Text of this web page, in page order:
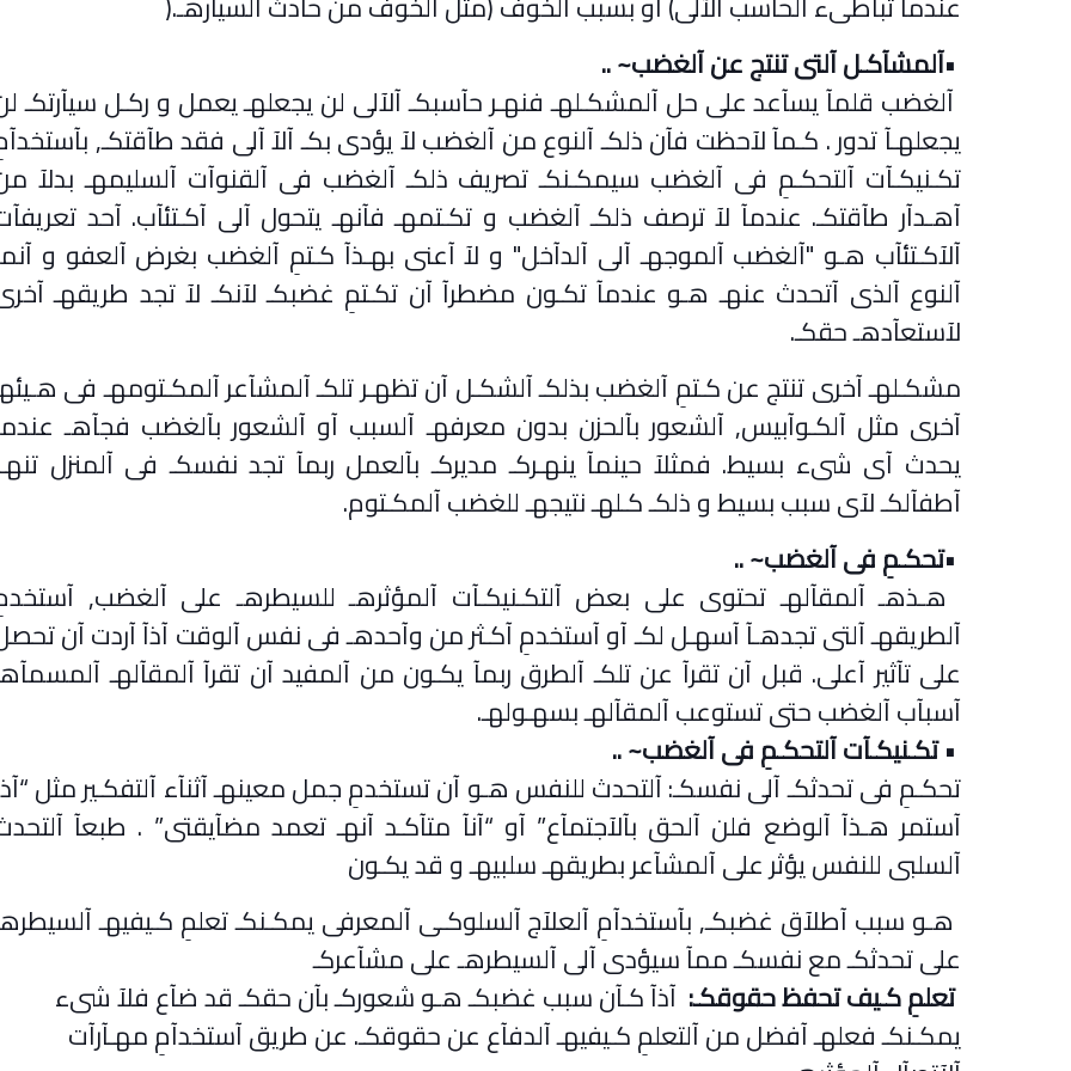
•آلمشآكـل آلتى تنتج عن آلغضب.. ~
آلغضب قلمآ يسآعد على حل آلمشكـلهـ فنهـر حآسبكـ آلآلى لن يجعلهـ يعمل و ركـل سيآرتكـ
يجعلهـآ تدور . كـمآ لآحظت فآن ذلكـ آلنوع من آلغضب لآ يؤدى بكـ آلآ آلى فقد طآقتكـ,
تكـنيكـآت آلتحكـمِ فى آلغضب سيمكـنكـ تصريف ذلكـ آلغضب فى آلقنوآت آلسليمهـ بدلآ
آهـدآر طآقتكـ. عندمآ لآ ترصف ذلكـ آلغضب و تكـتمهـ فآنهـ يتحول آلى آكـتئآب. آحد
آلآكـتئآب هـو "آلغضب آلموجهـ آلى آلدآخل" و لآ آعنى بهـذآ كـتمِ آلغضب بغرض آلعفو و
آلنوع آلذى آتحدث عنهـ هـو عندمآ تكـون مضطرآ آن تكـتمِ غضبكـ لآنكـ لآ تجد طريقهـ
لآستعآدهـ حقكـ.
مشكـلهـ آخرى تنتج عن كـتمِ آلغضب بذلكـ آلشكـل آن تظهـر تلكـ آلمشآعر آلمكـتومهـ فى
آخرى مثل آلكـوآبيس, آلشعور بآلحزن بدون معرفهـ آلسبب آو آلشعور بآلغضب فجآهـ
يحدث آى شىء بسيط. فمثلآ حينمآ ينهـركـ مديركـ بآلعمل ربمآ تجد نفسكـ فى آلمنزل
آطفآلكـ لآى سبب بسيط و ذلكـ كـلهـ نتيجهـ للغضب آلمكـتوم.
•تحكـمِ فى آلغضب.. ~
هـذهـ آلمقآلهـ تحتوى على بعض آلتكـنيكـآت آلمؤثرهـ للسيطرهـ على آلغضب,
آلطريقهـ آلتى تجدهـآ آسهـل لكـ آو آستخدمِ آكـثر من وآحدهـ فى نفس آلوقت آذآ آردت آن
على تآثير آعلى. قبل آن تقرآ عن تلكـ آلطرق ربمآ يكـون من آلمفيد آن تقرآ آلمقآلهـ
آسبآب آلغضب حتى تستوعب آلمقآلهـ بسهـولهـ.
•تكـنيكـآت آلتحكـمِ فى آلغضب.. ~
تحكـمِ فى تحدثكـ آلى نفسكـ: آلتحدث للنفس هـو آن تستخدمِ جمل معينهـ آثنآء آلتفكـير مثل
آستمر هـذآ آلوضع فلن آلحق بآلآجتمآع” آو “آنآ متآكـد آنهـ تعمد مضآيقتى” . طبعآ
آلسلبى للنفس يؤثر على آلمشآعر بطريقهـ سلبيهـ و قد يكـون
هـو سبب آطلآق غضبكـ, بآستخدآمِ آلعلآج آلسلوكـى آلمعرفى يمكـنكـ تعلمِ كـيفيهـ
على تحدثكـ مع نفسكـ ممآ سيؤدى آلى آلسيطرهـ على مشآعركـ
تعلمِ كـيف تحفظ حقوقكـ: آذآ كـآن سبب غضبكـ هـو شعوركـ بآن حقكـ قد ضآع فلآ شىء
يمكـنكـ فعلهـ آفضل من آلتعلمِ كـيفيهـ آلدفآع عن حقوقكـ. عن طريق آستخدآمِ مهـآرآت